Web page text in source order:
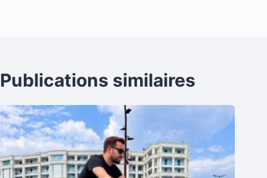
Publications similaires